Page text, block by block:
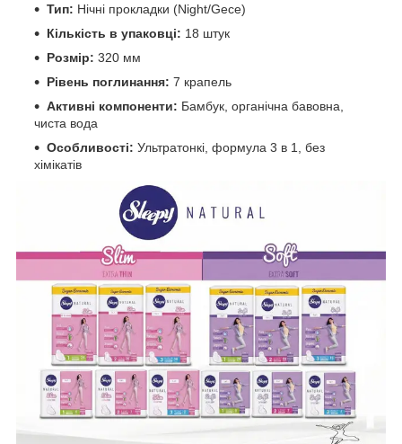
Тип: Нічні прокладки (Night/Gece)
Кількість в упаковці: 18 штук
Розмір: 320 мм
Рівень поглинання: 7 крапель
Активні компоненти: Бамбук, органічна бавовна,
чиста вода
Особливості: Ультратонкі, формула 3 в 1, без
хімікатів